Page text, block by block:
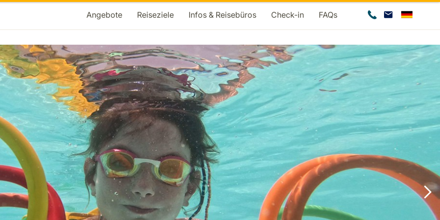
Angebote Reiseziele Infos & Reisebüros Check-in FAQs